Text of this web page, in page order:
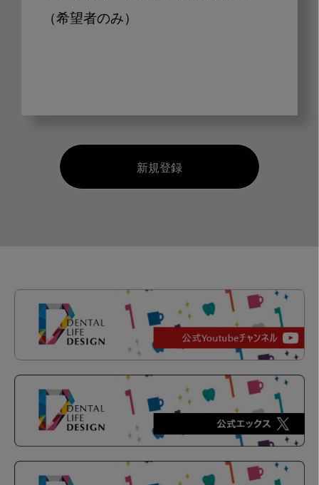
（希望者のみ）
新規登録